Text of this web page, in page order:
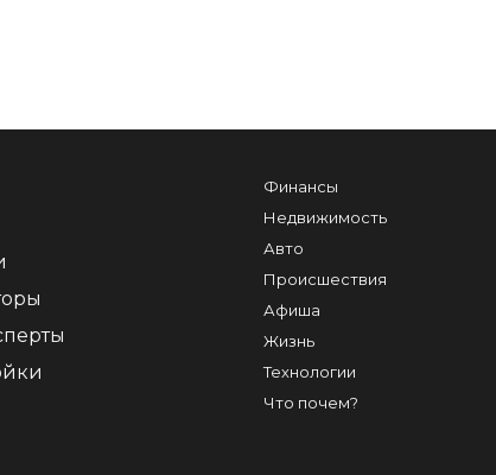
Финансы
Недвижимость
Авто
Происшествия
Афиша
Жизнь
Технологии
Что почем?